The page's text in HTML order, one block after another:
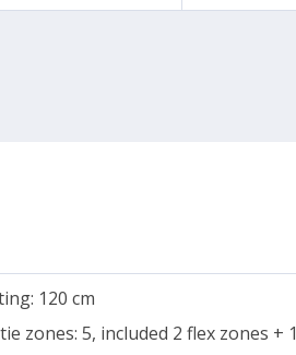
120 cm
zones: 5, included 2 flex zones +